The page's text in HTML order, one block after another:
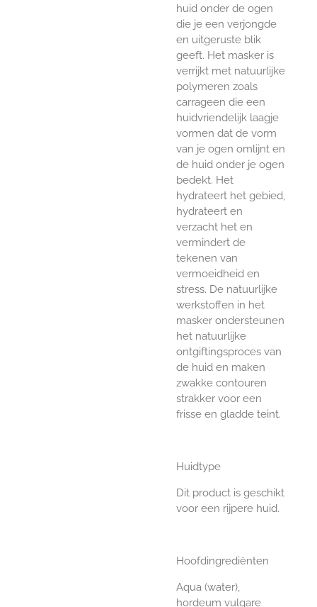
huid onder de ogen
die je een verjongde
en uitgeruste blik
geeft. Het masker is
verrijkt met natuurlijke
polymeren zoals
carrageen die een
huidvriendelijk laagje
vormen dat de vorm
van je ogen omlijnt en
de huid onder je ogen
bedekt. Het
hydrateert het gebied,
hydrateert en
verzacht het en
vermindert de
tekenen van
vermoeidheid en
stress. De natuurlijke
werkstoffen in het
masker ondersteunen
het natuurlijke
ontgiftingsproces van
de huid en maken
zwakke contouren
strakker voor een
frisse en gladde teint.
Huidtype
Dit product is geschikt
voor een rijpere huid.
Hoofdingrediënten
Aqua (water),
hordeum vulgare